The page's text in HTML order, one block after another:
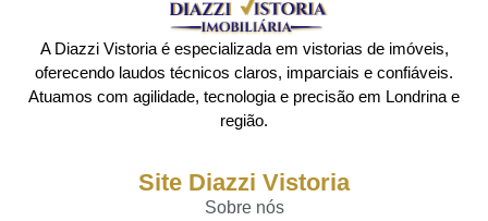
A Diazzi Vistoria é especializada em vistorias de imóveis,
oferecendo laudos técnicos claros, imparciais e confiáveis.
Atuamos com agilidade, tecnologia e precisão em Londrina e
região.
Site Diazzi Vistoria
Sobre nós